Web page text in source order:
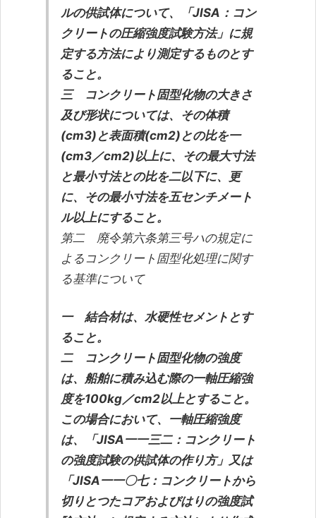
ルの供試体について、「JISA：コン
クリートの圧縮強度試験方法」に規
定する方法により測定するものとす
ること。
三 コンクリート固型化物の大きさ
及び形状については、その体積
(cm3)と表面積(cm2)との比を一
(cm3／cm2)以上に、その最大寸法
と最小寸法との比を二以下に、更
に、その最小寸法を五センチメート
ル以上にすること。
第二 廃令第六条第三号ハの規定に
よるコンクリート固型化処理に関す
る基準について
一 結合材は、水硬性セメントとす
ること。
二 コンクリート固型化物の強度
は、船舶に積み込む際の一軸圧縮強
度を100kg／cm2以上とすること。
この場合において、一軸圧縮強度
は、「JISA一一三二：コンクリート
の強度試験の供試体の作り方」又は
「JISA一一〇七：コンクリートから
切りとつたコアおよびはりの強度試